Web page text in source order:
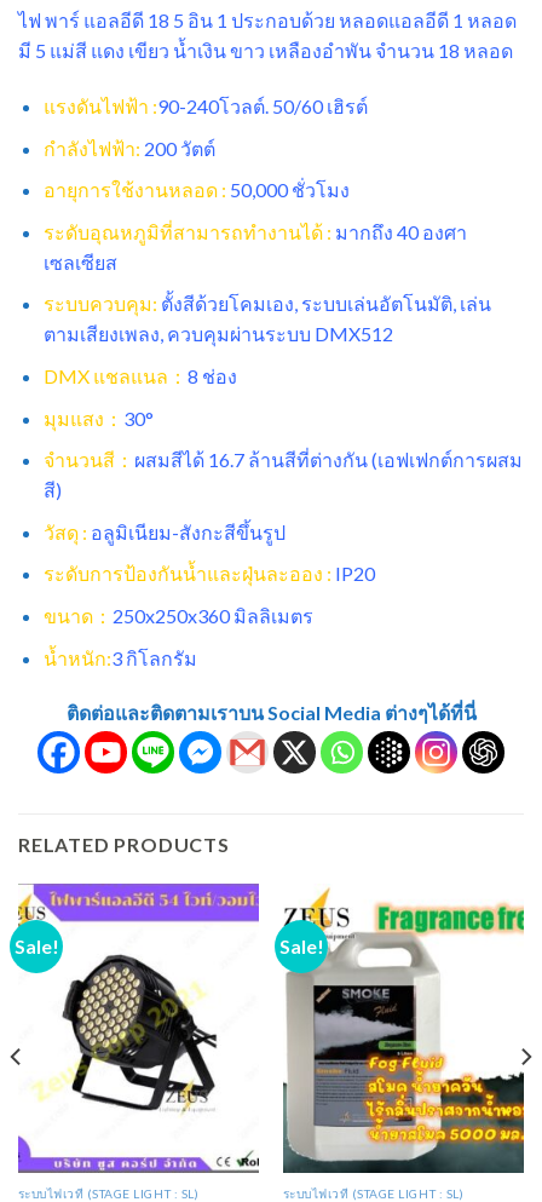
ไฟ พาร์ แอลอีดี 18 5 อิน 1 ประกอบด้วย หลอดแอลอีดี 1 หลอด
มี 5 แม่สี แดง เขียว น้ำเงิน ขาว เหลืองอำพัน จำนวน 18 หลอด
แรงดันไฟฟ้า :90-240โวลต์. 50/60 เฮิรต์
กำลังไฟฟ้า: 200 วัตต์
อายุการใช้งานหลอด : 50,000 ชั่วโมง
ระดับอุณหภูมิที่สามารถทำงานได้ : มากถึง 40 องศา
เซลเซียส
ระบบควบคุม: ตั้งสีด้วยโคมเอง, ระบบเล่นอัตโนมัติ, เล่น
ตามเสียงเพลง, ควบคุมผ่านระบบ DMX512
DMX แชลแนล： 8 ช่อง
มุมแสง： 30°
จำนวนสี： ผสมสีได้ 16.7 ล้านสีที่ต่างกัน (เอฟเฟกต์การผสม
สี)
วัสดุ : อลูมิเนียม-สังกะสีขึ้นรูป
ระดับการป้องกันน้ำและฝุ่นละออง : IP20
ขนาด： 250x250x360 มิลลิเมตร
น้ำหนัก:3 กิโลกรัม
ติดต่อและติดตามเราบน Social Media ต่างๆได้ที่นี่
RELATED PRODUCTS
Sale!
ระบบไฟเวที (STAGE LIGHT : SL)
Sale!
ระบบไฟเวที (STAGE LIGHT : SL)